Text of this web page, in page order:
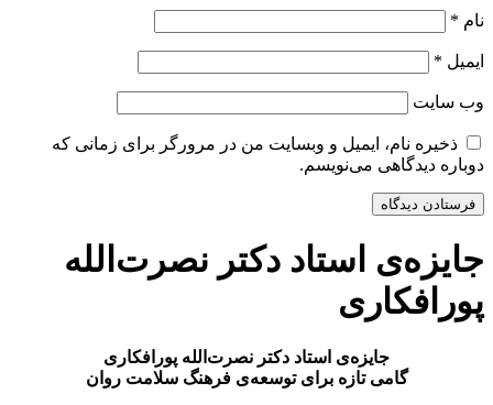
نام *
ایمیل *
وب‌ سایت
ذخیره نام، ایمیل و وبسایت من در مرورگر برای زمانی که
دوباره دیدگاهی می‌نویسم.
جایزه‌ی استاد دکتر نصرت‌الله
پورافکاری
جایزه‌ی استاد دکتر نصرت‌الله پورافکاری
گامی تازه برای توسعه‌ی فرهنگ سلامت روان